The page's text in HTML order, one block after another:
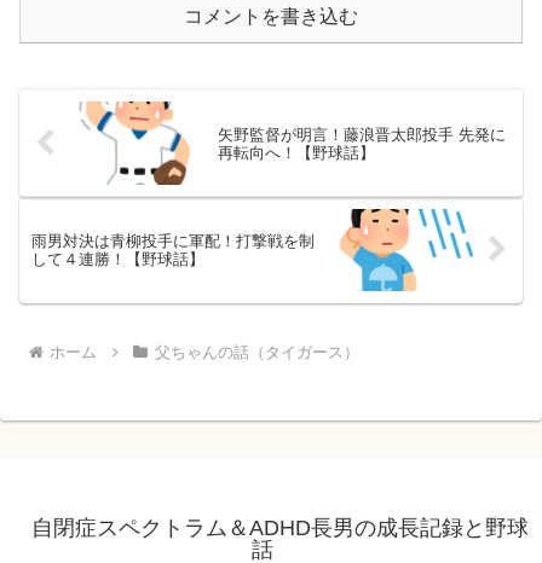
コメントを書き込む
矢野監督が明言！藤浪晋太郎投手 先発に
再転向へ！【野球話】
雨男対決は青柳投手に軍配！打撃戦を制
して４連勝！【野球話】
ホーム 父ちゃんの話（タイガース）
自閉症スペクトラム＆ADHD長男の成長記録と野球
話